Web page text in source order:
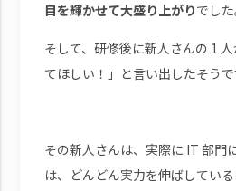
目を輝かせて大盛り上がりでした
そして、研修後に新人さんの 1
てほしい！」と言い出したそうで
その新人さんは、実際に IT 部門
は、どんどん実力を伸ばしている